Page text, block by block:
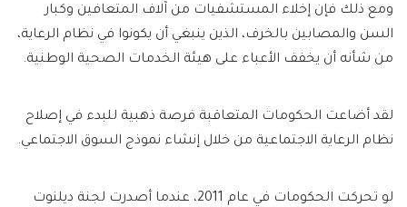
ومع ذلك فإن إخلاء المستشفيات من آلاف المتعافين وكبار
السن والمصابين بالخرف، الذين ينبغي أن يكونوا في نظام الرعاية،
من شأنه أن يخفف الأعباء على هيئة الخدمات الصحية الوطنية.
لقد أضاعت الحكومات المتعاقبة فرصة ذهبية للبدء في إصلاح
نظام الرعاية الاجتماعية من خلال إنشاء نموذج السوق الاجتماعي.
لو تحركت الحكومات في عام 2011، عندما أصدرت لجنة ديلنوت